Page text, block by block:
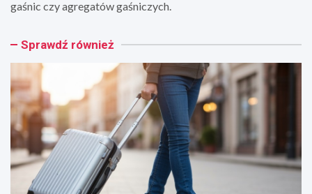
gaśnic czy agregatów gaśniczych.
Sprawdź również